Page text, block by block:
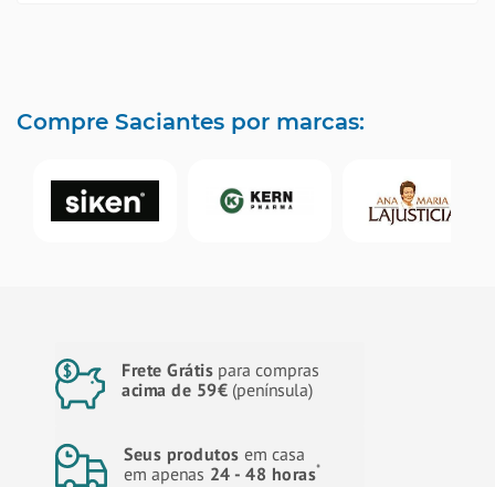
Compre Saciantes por marcas:
Frete Grátis para compras
acima de 59€ (península)
Seus produtos em casa
em apenas 24 - 48 horas*